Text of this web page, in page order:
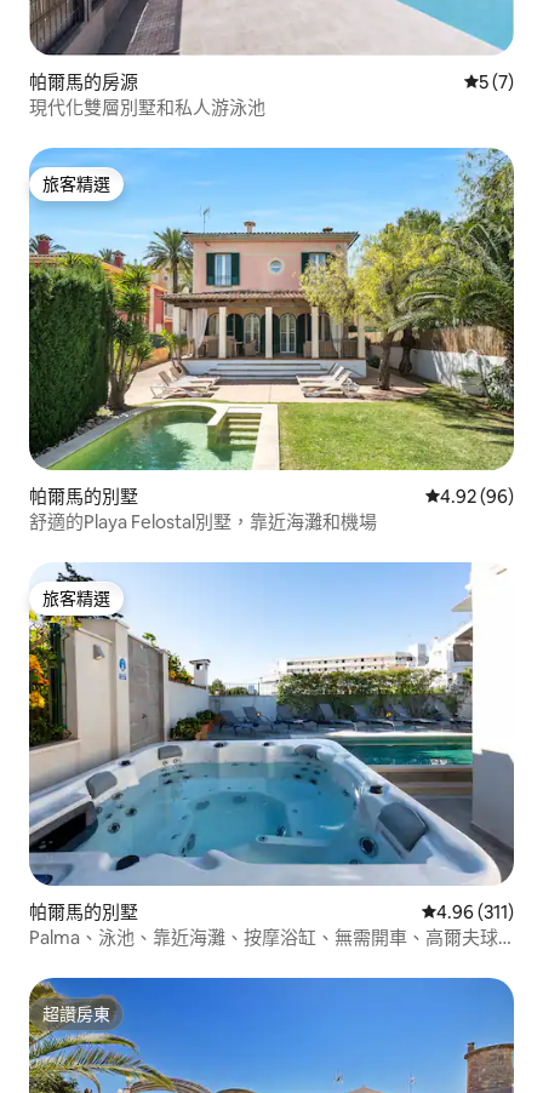
帕爾馬的房源 從 7 則評
5 (7)
現代化雙層別墅和私人游泳池
旅客精選
旅客精選
帕爾馬的別墅 從 96 則評價
4.92 (96)
舒適的Playa Felostal別墅，靠近海灘和機場
旅客精選
旅客精選
帕爾馬的別墅 從 311 則評價
4.96 (311)
Palma、泳池、靠近海灘、按摩浴缸、無需開車、高爾夫球
超讚房東
超讚房東